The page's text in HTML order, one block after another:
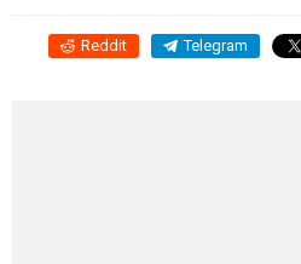
Reddit Telegram